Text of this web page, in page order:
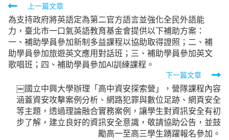
Read
more
articles
上一篇文章
為支持政府將英語定為第二官方語言並強化全民外語能
力，臺北市一口氣英語教育基金會提供以下補助方案：
一、補助學員參加新制多益課程以協助取得證照；二、補
助學員參加旅遊英文應用對話班；三、補助學員參加英文
歌唱班；四、補助學員參加AI訓練課程。
下一篇文章
￼國立中興大學辦理「高中資安探索營」，營隊課程內容
涵蓋資安攻擊案例分析、網路犯罪與數位足跡、網頁安全
等主題，透過理論融合實務案例，讓學生對資訊安全有初
步了解，建立良好的資訊安全意識，敬請協助公告，並鼓
勵高一至高三學生踴躍報名參加。